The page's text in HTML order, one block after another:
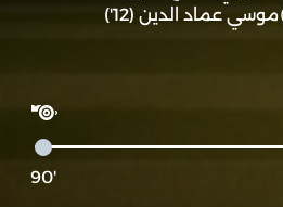
موسي عماد الدين (12')
'90